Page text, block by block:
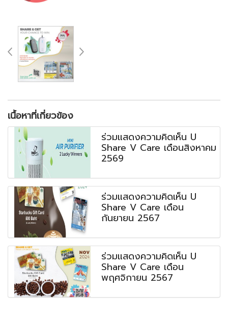
เนื้อหาที่เกี่ยวข้อง
ร่วมแสดงความคิดเห็น U
Share V Care เดือนสิงหาคม
2569
ร่วมแสดงความคิดเห็น U
Share V Care เดือน
กันยายน 2567
ร่วมแสดงความคิดเห็น U
Share V Care เดือน
พฤศจิกายน 2567